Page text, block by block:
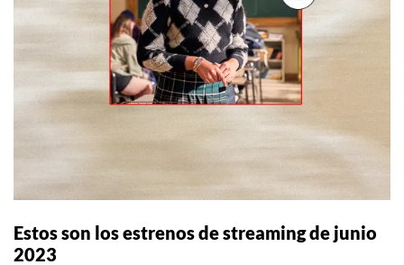
Estos son los estrenos de streaming de junio
2023